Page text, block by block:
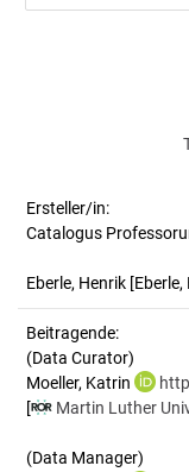
Ersteller/in:
Catalogus
Eberle, Henrik [Eberle,
Beitragende:
(Data Curator)
Moeller, Katrin
[
Martin Luther
(Data Manager)